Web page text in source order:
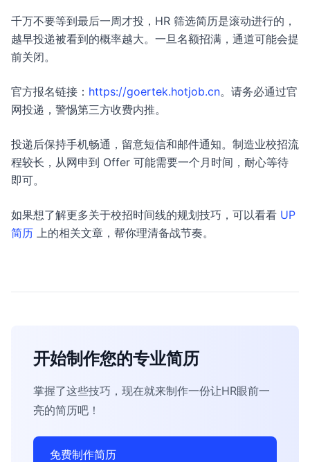
千万不要等到最后一周才投，HR 筛选简历是滚动进行的，
越早投递被看到的概率越大。一旦名额招满，通道可能会提
前关闭。
官方报名链接： https://goertek.hotjob.cn。请务必通过官
网投递，警惕第三方收费内推。
投递后保持手机畅通，留意短信和邮件通知。制造业校招流
程较长，从网申到 Offer 可能需要一个月时间，耐心等待
即可。
如果想了解更多关于校招时间线的规划技巧，可以看看 UP
简历 上的相关文章，帮你理清备战节奏。
开始制作您的专业简历
掌握了这些技巧，现在就来制作一份让HR眼前一
亮的简历吧！
免费制作简历